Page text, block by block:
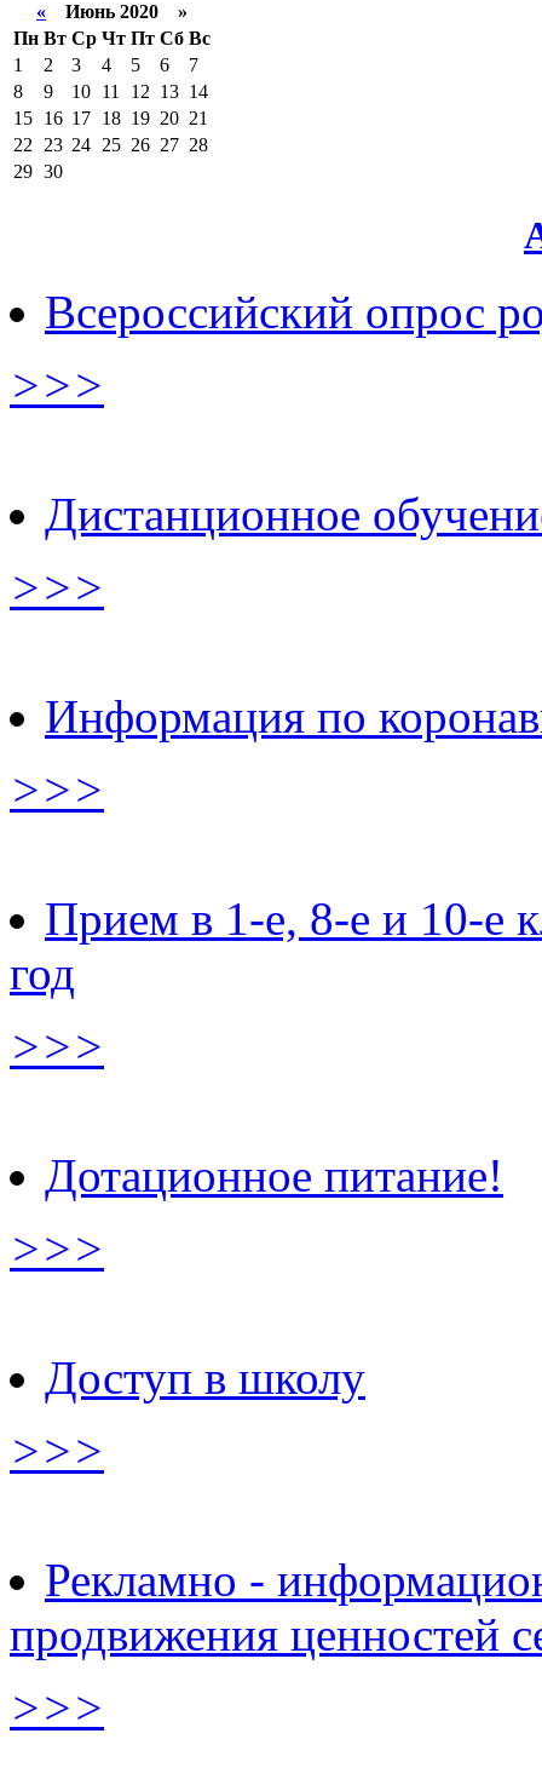
« Июнь 2020 »
Пн Вт Ср Чт Пт Сб Вс
1
2 3 4 5 6
7
8
9 10 11 12 13 14
15 16 17 18 19 20 21
22
23 24 25 26 27 28
29 30
Всероссийский опрос
>>>
Дистанционное
>>>
Информация по
>>>
Прием в 1-е, 8-е и 10-е
год
>>>
Дотационное питание!
>>>
Доступ в школу
>>>
Рекламно -
продвижения ценностей
>>>